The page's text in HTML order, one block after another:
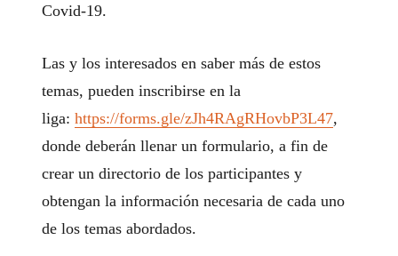
Covid-19.
Las y los interesados en saber más de estos
temas, pueden inscribirse en la
liga:https://forms.gle/zJh4RAgRHovbP3L47,
donde deberán llenar un formulario, a fin de
crear un directorio de los participantes y
obtengan la información necesaria de cada uno
de los temas abordados.